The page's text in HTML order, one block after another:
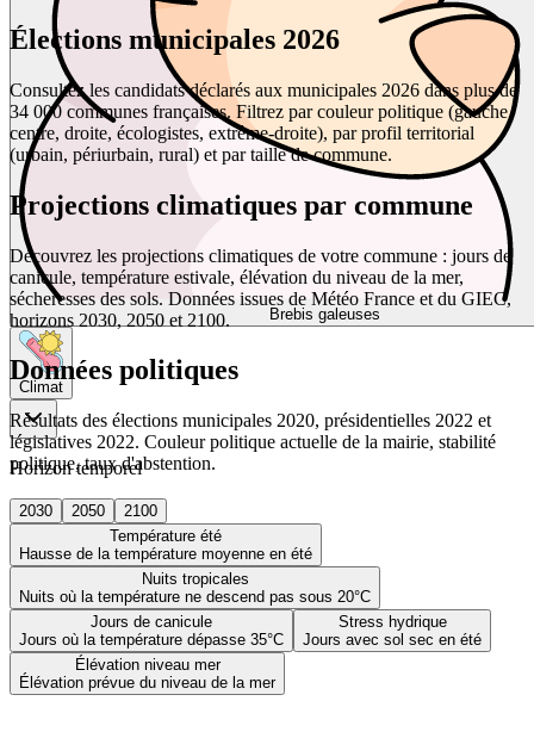
Brebis galeuses
Climat
Horizon temporel
2030 2050
2100
Température été
Hausse de la température moyenne en été
Nuits tropicales
Nuits où la température ne descend pas sous 20°C
Jours de canicule
Jours où la température dépasse 35°C
Stress hydrique
Jours avec sol sec en été
Élévation niveau mer
Élévation prévue du niveau de la mer
Élections municipales 2026
Consultez les candidats déclarés aux municipales 2026 dans plus de
34 000 communes françaises. Filtrez par couleur politique (gauche,
centre, droite, écologistes, extrême-droite), par profil territorial
(urbain, périurbain, rural) et par taille de commune.
Projections climatiques par commune
Découvrez les projections climatiques de votre commune : jours de
canicule, température estivale, élévation du niveau de la mer,
sécheresses des sols. Données issues de Météo France et du GIEC,
horizons 2030, 2050 et 2100.
Données politiques
Résultats des élections municipales 2020, présidentielles 2022 et
législatives 2022. Couleur politique actuelle de la mairie, stabilité
politique, taux d'abstention.